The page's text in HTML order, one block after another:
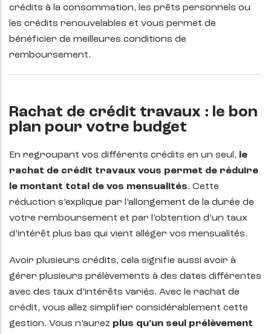
crédits à la consommation, les prêts personnels ou
les crédits renouvelables et vous permet de
bénéficier de meilleures conditions de
remboursement.
Rachat de crédit travaux : le bon
plan pour votre budget
En regroupant vos différents crédits en un seul,
le
rachat de crédit travaux vous permet de réduire
le montant total de vos mensualités. Cette
réduction s’explique par l’allongement de la durée de
votre remboursement et par l’obtention d’un taux
d’intérêt plus bas qui vient alléger vos mensualités.
Avoir plusieurs crédits, cela signifie aussi avoir à
gérer plusieurs prélèvements à des dates différentes
avec des taux d’intérêts variés. Avec le rachat de
crédit, vous allez simplifier considérablement cette
gestion. Vous n’aurez plus qu’un seul prélèvement